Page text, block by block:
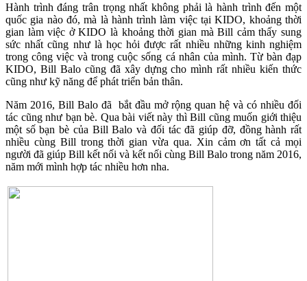
Hành trình đáng trân trọng nhất không phải là hành trình đến một
quốc gia nào đó, mà là hành trình làm việc tại KIDO, khoảng thời
gian làm việc ở KIDO là khoảng thời gian mà Bill cảm thấy sung
sức nhất cũng như là học hỏi được rất nhiều những kinh nghiệm
trong công việc và trong cuộc sống cá nhân của mình. Từ bàn đạp
KIDO, Bill Balo cũng đã xây dựng cho mình rất nhiều kiến thức
cũng như kỹ năng để phát triển bản thân.
Năm 2016, Bill Balo đã bắt đầu mở rộng quan hệ và có nhiều đối
tác cũng như bạn bè. Qua bài viết này thì Bill cũng muốn giới thiệu
một số bạn bè của Bill Balo và đối tác đã giúp đỡ, đồng hành rất
nhiều cùng Bill trong thời gian vừa qua. Xin cảm ơn tất cả mọi
người đã giúp Bill kết nối và kết nối cùng Bill Balo trong năm 2016,
năm mới mình hợp tác nhiều hơn nha.